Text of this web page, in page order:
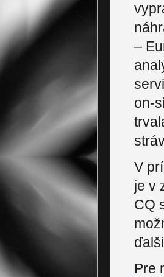
–
on-
V
je v
CQ
Pre